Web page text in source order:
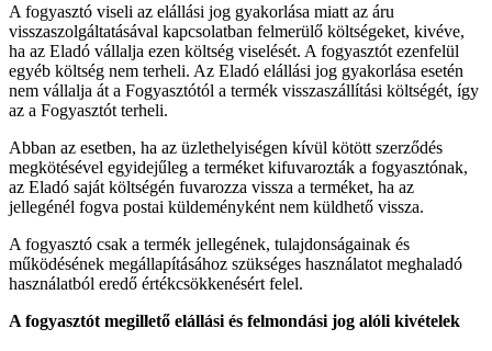
A fogyasztó viseli az elállási jog gyakorlása miatt az áru
visszaszolgáltatásával kapcsolatban felmerülő költségeket, kivéve,
ha az Eladó vállalja ezen költség viselését. A fogyasztót ezenfelül
egyéb költség nem terheli. Az Eladó elállási jog gyakorlása esetén
nem vállalja át a Fogyasztótól a termék visszaszállítási költségét, így
az a Fogyasztót terheli.
Abban az esetben, ha az üzlethelyiségen kívül kötött szerződés
megkötésével egyidejűleg a terméket kifuvarozták a fogyasztónak,
az Eladó saját költségén fuvarozza vissza a terméket, ha az
jellegénél fogva postai küldeményként nem küldhető vissza.
A fogyasztó csak a termék jellegének, tulajdonságainak és
működésének megállapításához szükséges használatot meghaladó
használatból eredő értékcsökkenésért felel.
A fogyasztót megillető elállási és felmondási jog alóli kivételek